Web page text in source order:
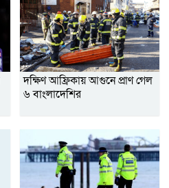
দক্ষিণ আফ্রিকায় আগুনে প্রাণ গেল
৬ বাংলাদেশির